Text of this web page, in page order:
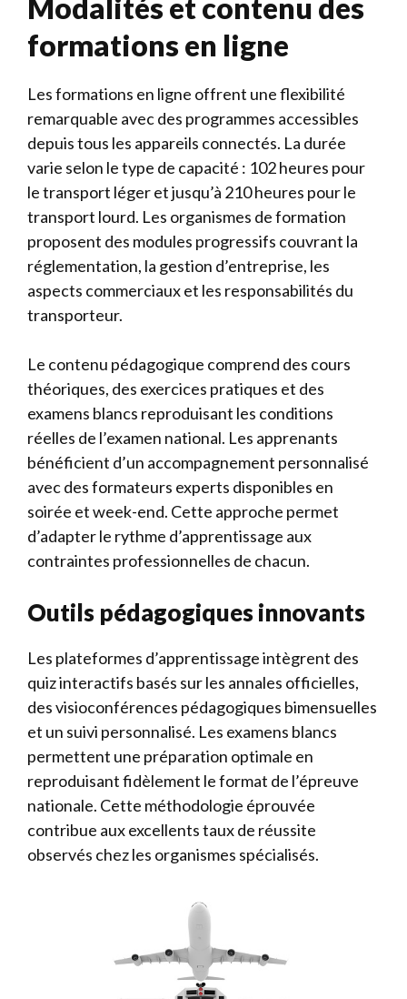
Modalités et contenu des
formations en ligne
Les formations en ligne offrent une flexibilité
remarquable avec des programmes accessibles
depuis tous les appareils connectés. La durée
varie selon le type de capacité : 102 heures pour
le transport léger et jusqu’à 210 heures pour le
transport lourd. Les organismes de formation
proposent des modules progressifs couvrant la
réglementation, la gestion d’entreprise, les
aspects commerciaux et les responsabilités du
transporteur.
Le contenu pédagogique comprend des cours
théoriques, des exercices pratiques et des
examens blancs reproduisant les conditions
réelles de l’examen national. Les apprenants
bénéficient d’un accompagnement personnalisé
avec des formateurs experts disponibles en
soirée et week-end. Cette approche permet
d’adapter le rythme d’apprentissage aux
contraintes professionnelles de chacun.
Outils pédagogiques innovants
Les plateformes d’apprentissage intègrent des
quiz interactifs basés sur les annales officielles,
des visioconférences pédagogiques bimensuelles
et un suivi personnalisé. Les examens blancs
permettent une préparation optimale en
reproduisant fidèlement le format de l’épreuve
nationale. Cette méthodologie éprouvée
contribue aux excellents taux de réussite
observés chez les organismes spécialisés.